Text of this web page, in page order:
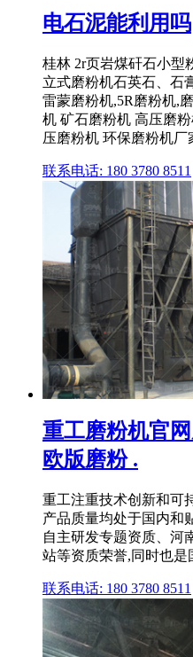
电石泥能利用吗
桂林 2r页岩煤矸石小型
立式磨粉机石英石、石
雷蒙磨粉机,5R磨粉机,
机 矿石磨粉机 高压磨
压磨粉机 环保磨粉机厂
联系电话: 180 3780 8511
重工磨粉机官
欧版磨粉 .
重工注重技术创新和可
产品质量均处于国内和
自主研发专题资质、河
站等资质荣誉,同时也是
联系电话: 180 3780 8511